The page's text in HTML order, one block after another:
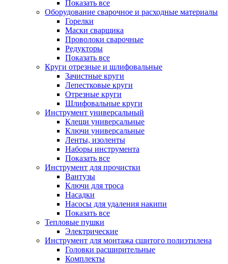
Показать все
Оборудование сварочное и расходные материалы
Горелки
Маски сварщика
Проволоки сварочные
Редукторы
Показать все
Круги отрезные и шлифовальные
Зачистные круги
Лепестковые круги
Отрезные круги
Шлифовальные круги
Инструмент универсальный
Клещи универсальные
Ключи универсальные
Ленты, изоленты
Наборы инструмента
Показать все
Инструмент для прочистки
Вантузы
Ключи для троса
Насадки
Насосы для удаления накипи
Показать все
Тепловые пушки
Электрические
Инструмент для монтажа сшитого полиэтилена
Головки расширительные
Комплекты